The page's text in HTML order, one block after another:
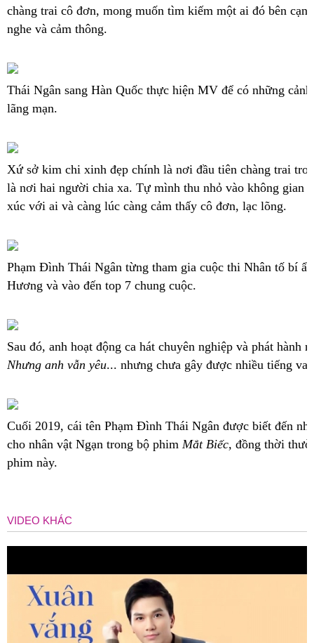
chàng trai cô đơn, mong muốn tìm kiếm một ai đó bên
nghe và cảm thông.
Thái Ngân sang Hàn Quốc thực hiện MV để có những
lãng mạn.
Xứ sở kim chi xinh đẹp chính là nơi đầu tiên chàng trai
là nơi hai người chia xa. Tự mình thu nhỏ vào không gian
xúc với ai và càng lúc càng cảm thấy cô đơn, lạc lõng.
Phạm Đình Thái Ngân từng tham gia cuộc thi Nhân tố bí
Hương và vào đến top 7 chung cuộc.
Sau đó, anh hoạt động ca hát chuyên nghiệp và phát hành
Nhưng anh vẫn yêu... nhưng chưa gây được nhiều tiếng
Cuối 2019, cái tên Phạm Đình Thái Ngân được biết đến
cho nhân vật Ngạn trong bộ phim Mắt Biếc, đồng thời
phim này.
VIDEO KHÁC